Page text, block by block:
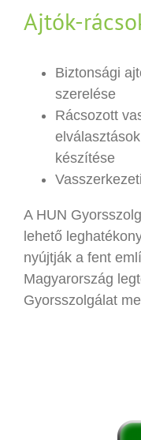
Ajtók-
Biztonsági
szerelése
Rácsozott
készítése
A HUN
lehető
nyújtják a fent
Magyarország
Gyorsszolgálat